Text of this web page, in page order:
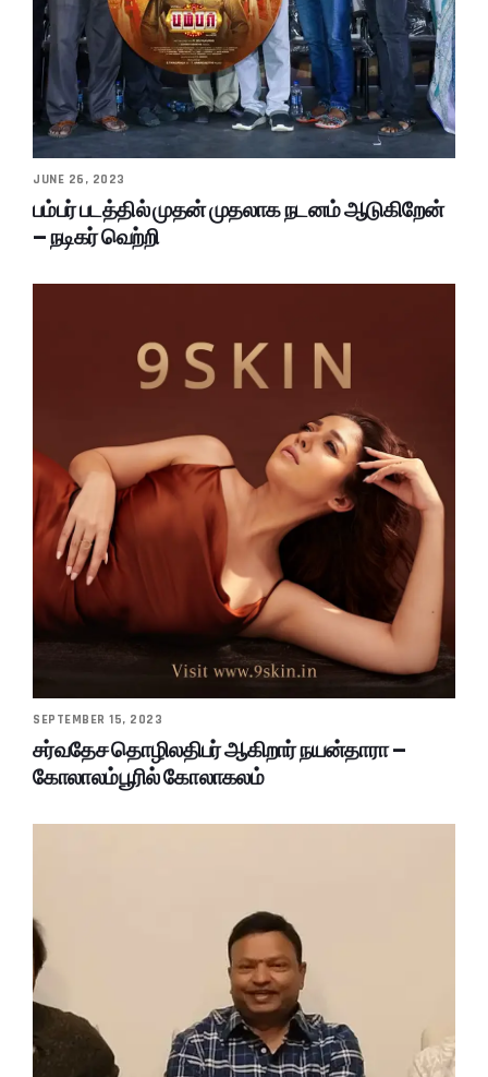
JUNE 26, 2023
பம்பர் படத்தில் முதன் முதலாக நடனம் ஆடுகிறேன்
– நடிகர் வெற்றி
SEPTEMBER 15, 2023
சர்வதேச தொழிலதிபர் ஆகிறார் நயன்தாரா –
கோலாலம்பூரில் கோலாகலம்